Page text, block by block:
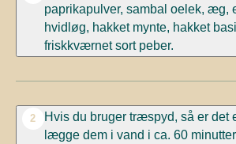
paprikapulver, sambal oelek, æg,
hvidløg, hakket mynte, hakket
friskkværnet sort peber.
2
Hvis du bruger træspyd, så er det
lægge dem i vand i ca. 60